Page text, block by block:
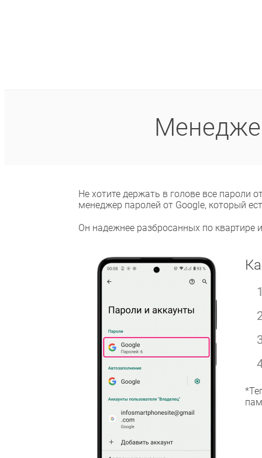
Не хотите держать в голове все пароли
менеджер паролей от Google, который
Он надежнее разбросанных по квартире